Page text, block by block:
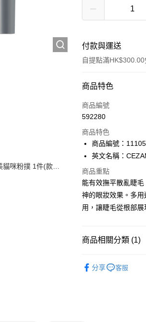
咪粉撲 1件(款式
付款與運送
自提點滿HK$300.00
付款方式
信用卡
AlipayHK
PayMe
WeChat Pay
BoC Pay
順豐自助櫃 - 確認發
商品特色
商品編號
592280
商品特色
商品編號：
英文名稱：
商品重點
能有效撫平散亂睫
神的眼妝效果。多
用，讓睫毛從根部展
商品相關分類 (1)
分享
客服